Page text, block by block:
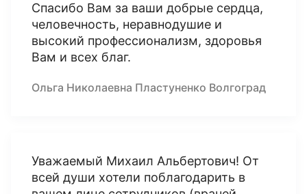
Спасибо Вам за ваши добрые сердца,
человечность, неравнодушие и
высокий профессионализм, здоровья
Вам и всех благ.
Ольга Николаевна Пластуненко Волгоград
Уважаемый Михаил Альбертович! От
всей души хотели поблагодарить в